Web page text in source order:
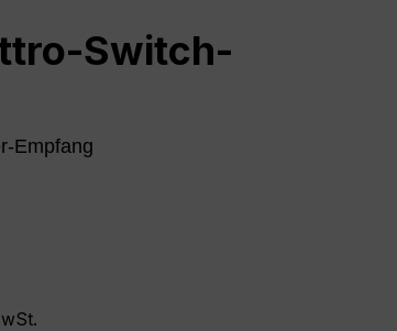
Switch-
Empfang